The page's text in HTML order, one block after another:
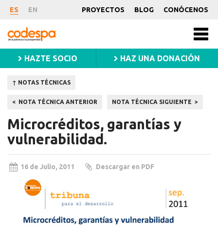
Nota
Técnica
ES EN PROYECTOS BLOG CONÓCENOS
CODESPA
HAZTE SOCIO HAZ UNA DONACIÓN
↑ NOTAS TÉCNICAS
Navegación
de
entradas
NOTA TÉCNICA ANTERIOR NOTA TÉCNICA SIGUIENTE
Microcréditos, garantías y
vulnerabilidad.
16 de Julio, 2011 Descargar en PDF